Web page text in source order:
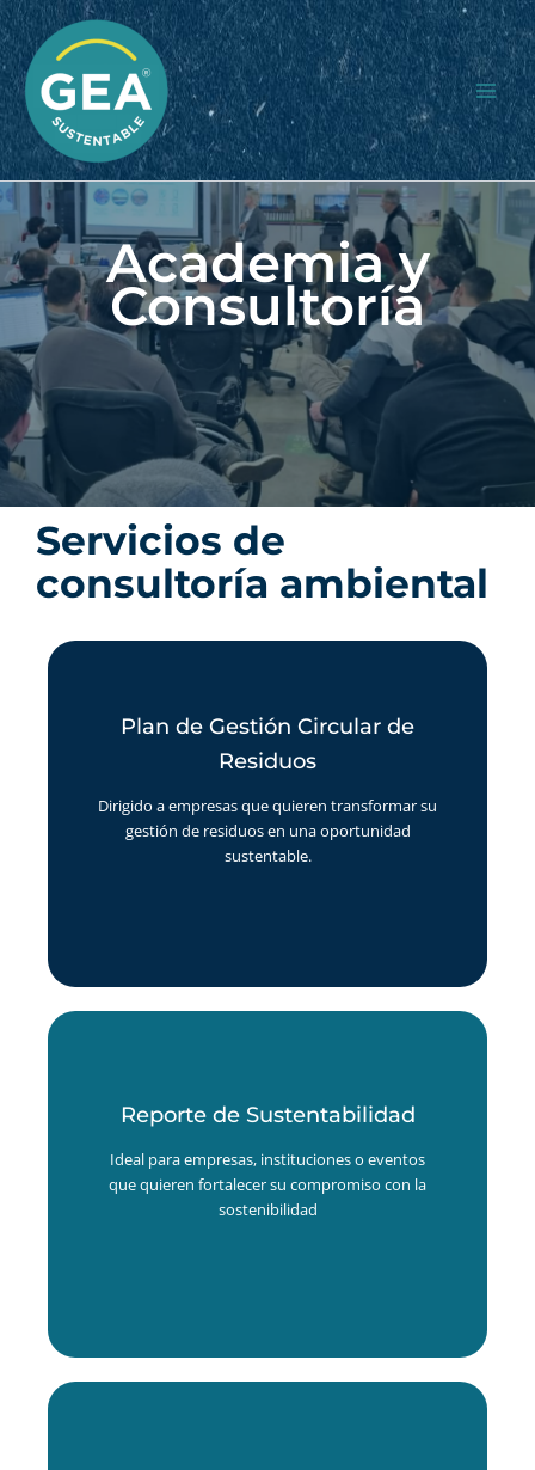
Skip
to
content
Academia y
Consultoría
Servicios de
consultoría ambiental
Plan de Gestión Circular de
Residuos
Dirigido a empresas que quieren transformar su
gestión de residuos en una oportunidad
sustentable.
Residuos
Identificamos los residuos generados en tu empresa y
diseñamos estrategias para su reducción, reutilización
y reciclaje, promoviendo prácticas alineadas con la
economía circular.
Reporte de Sustentabilidad
Ideal para empresas, instituciones o eventos
que quieren fortalecer su compromiso con la
sostenibilidad
Reporte de Sustentabilidad
redacción de informes ESG, para comunicar de
forma clara y transparente el desempeño
ambiental, social y de gobernanza de tu